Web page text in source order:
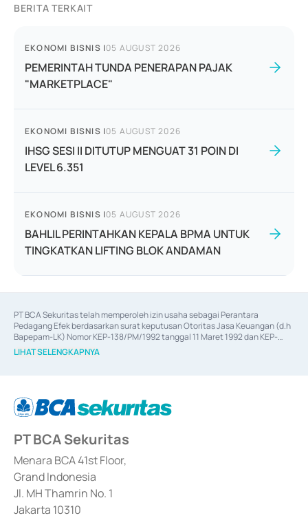
BERITA TERKAIT
EKONOMI BISNIS |05 AUGUST 2026
PEMERINTAH TUNDA PENERAPAN PAJAK
"MARKETPLACE"
EKONOMI BISNIS |05 AUGUST 2026
IHSG SESI II DITUTUP MENGUAT 31 POIN DI
LEVEL 6.351
EKONOMI BISNIS |05 AUGUST 2026
BAHLIL PERINTAHKAN KEPALA BPMA UNTUK
TINGKATKAN LIFTING BLOK ANDAMAN
PT BCA Sekuritas telah memperoleh izin usaha sebagai Perantara
Pedagang Efek berdasarkan surat keputusan Otoritas Jasa Keuangan (d.h
Bapepam-LK) Nomor KEP-138/PM/1992 tanggal 11 Maret 1992 dan KEP-
06/D.04/2014 tanggal 28 Februari 2014, izin usaha sebagai Penjamin Emisi
Efek berdasarkan surat keputusan Otoritas Jasa Keuangan Nomor KEP-
berdasarkan surat keputusan Otoritas Jasa Keuangan Nomor S-
67/PM.21/2017 tanggal 3 Februari 2017, dan beberapa izin usaha lainnya
Sertifikat Deposito di Pasar Uang yang izinnya diterbitkan pada tahun 2017
dan izin usaha lainnya dari Bank Indonesia sebagai Lembaga Pendukung
Penerbitan, Transaksi, serta Penatausahaan dan Penyelesaian Transaksi
Surat Berharga Komersial yang izinnya diterbitkan pada tahun 2018.
LIHAT SELENGKAPNYA
PT BCA Sekuritas
Menara BCA 41st Floor,
Grand Indonesia
Jl. MH Thamrin No. 1
Jakarta 10310